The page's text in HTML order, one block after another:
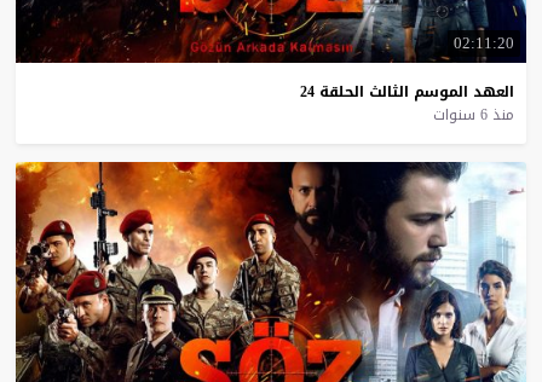
02:11:20
العهد الموسم الثالث الحلقة 24
منذ 6 سنوات